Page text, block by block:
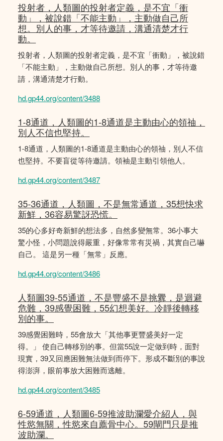
投射者，人類圖的投射者定義，是不宜「衝
動」，被說錯「不能主動」，主動做自己所
想。別人的事，才等待邀請，溝通清楚才行
動。
投射者，人類圖的投射者定義，是不宜「衝動」，被說錯
「不能主動」，主動做自己所想。別人的事，才等待邀
請，溝通清楚才行動。
hd.gp44.org/content/3488
1-8通道，人類圖的1-8通道是主動由心的領䄂，
別人不信也堅持。
1-8通道，人類圖的1-8通道是主動由心的領䄂，別人不信
也堅持。不要盲從等待邀請。領袖是主動引領他人。
hd.gp44.org/content/3487
35-36通道，人類圖，不是無常通道，35想快求
新鮮，36容易驚訝恐慌。
35的心多好奇新鮮的想法多，自然多變無常。36小事大
驚小怪，小問題說得嚴重，好像常常有災禍，其實自己嚇
自己。 這是另一種「無常」反應。
hd.gp44.org/content/3486
人類圖39-55通道，不是豐盛不是挑釁，是迴避
危難，39感覺困難，55幻想美好。冷靜後轉移
別的事。
39感覺困難時，55會放大「其他事更豐盛美好一定
得。」 使自己轉移別的事。但當55說一定做到時，面對
現實，39又回應困難無法做到而停下。形成不斷別的事說
得澎湃，眼前事放大困難而逃離。
hd.gp44.org/content/3485
6-59通道，人類圖6-59推波助瀾愛介紹人，與
性慾無關，性慾來自薦骨中心。59閘門只是推
波助瀾。